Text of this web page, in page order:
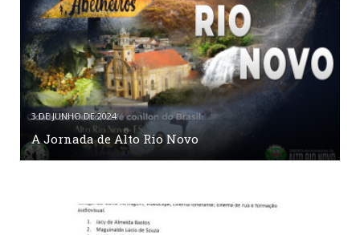
3 DE JUNHO DE 2024
A Jornada de Alto Rio Novo